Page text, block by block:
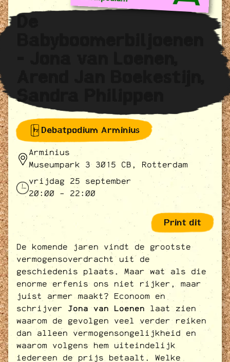
Sandra Philippen
Debatpodium Arminius
Arminius
Museumpark 3 3015 CB, Rotterdam
vrijdag 25 september
20:00 - 22:00
Print dit
De komende jaren vindt de grootste
vermogensoverdracht uit de
geschiedenis plaats. Maar wat als die
enorme erfenis ons niet rijker, maar
juist armer maakt? Econoom en
schrijver Jona van Loenen laat zien
waarom de gevolgen veel verder reiken
dan alleen vermogensongelijkheid en
waarom volgens hem uiteindelijk
iedereen de prijs betaalt. Welke